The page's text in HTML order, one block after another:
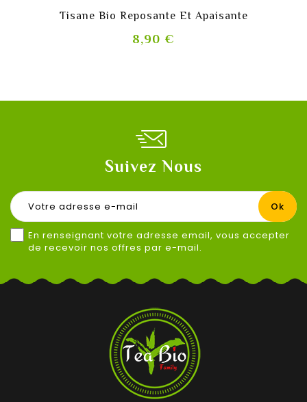
Tisane Bio Reposante Et Apaisante
8,90 €
Suivez Nous
En renseignant votre adresse email, vous accepter
de recevoir nos offres par e-mail.